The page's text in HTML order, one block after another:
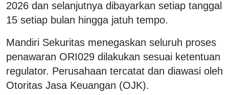
2026 dan selanjutnya dibayarkan setiap tanggal
15 setiap bulan hingga jatuh tempo.
Mandiri Sekuritas menegaskan seluruh proses
penawaran ORI029 dilakukan sesuai ketentuan
regulator. Perusahaan tercatat dan diawasi oleh
Otoritas Jasa Keuangan (OJK).